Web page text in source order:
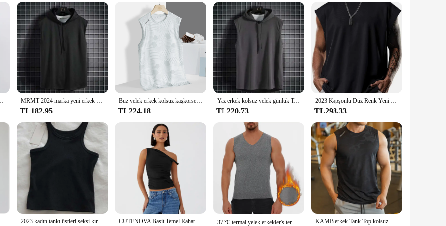
Fit tankı üstleri seksi gömlek Feminino rahat MRMT 2024 marka yeni erkek Tank Tops yelek kolsuz Tees erkek kapşonlu adam yelekler Hip Hop erkekler Tank Top T shirt Tops
TL182.95
Buz yelek erkek kolsuz kaşkorse kısa kollu T-shirt teknoloji kumaş çabuk kuruyan buz duygu ince spor üst
TL224.18
Yaz erkek kolsuz yelek günlük T-shirt Hoodie spor kas kapşonlu yelek T-shirt Polyester nefes Hip-hop kazak
TL220.73
2023 Kapşonlu Düz Renk Yeni erkek Rahat Kazak Spor erkek tişört Kolsuz erkek Yelek Gevşek
TL298.33
için kapsama ile Tees Tops 2023 kadın tankı üstleri seksi kırpılmış üst kadın kadınlar için yaz kaşkorse Camis siyah beyaz spor giysileri kadınlar CUTENOVA Basit Temel Rahat Yaz Tank Top Kolsuz Düz Renk Kapalı Omuz Yan Dantelli Kırpma Üstleri vestidos Bahar Kadın T S 37 ℃ termal yelek erkekler's termal iç çamaşır yelek sonbahar kış uzun adam için termal iç çamaşır Tank Top v yaka dikişsiz iç çamaşırı KAMB erkek Tank Top kolsuz gömlek spor giyim erkekler vücut geliştirme basketbol hızlı kuru nefes spor eğitimi spor